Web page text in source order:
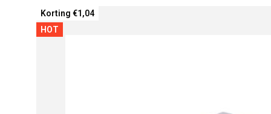
Ga
naar
het
Korting €1,04
HOT